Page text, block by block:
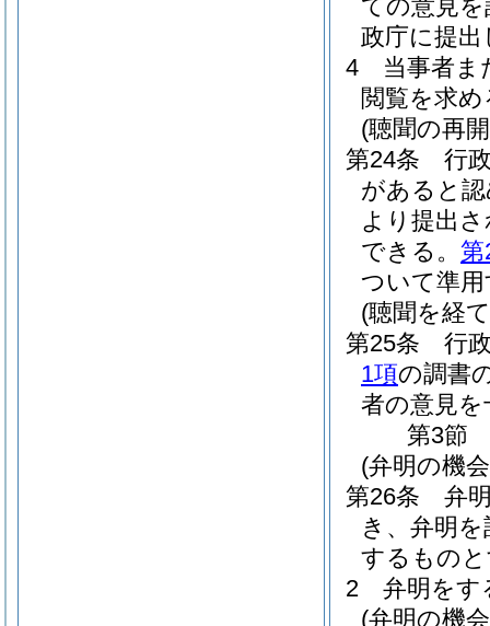
ての意見
政庁に提
4
当事者ま
閲覧を求
(聴聞の再
第24条
行
があると
より提出
できる。 第
ついて準
(聴聞を経
第25条
行
1項の調書
者の意見
第3節
(弁明の機
第26条
弁
き、弁明
するもの
2
弁明をす
(弁明の機